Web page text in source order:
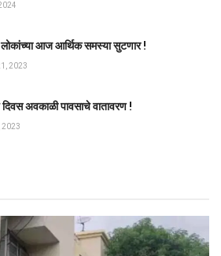
लोकांच्या आज आर्थिक समस्या सुटणार !
2023
दिवस अवकाळी पावसाचे वातावरण !
2023